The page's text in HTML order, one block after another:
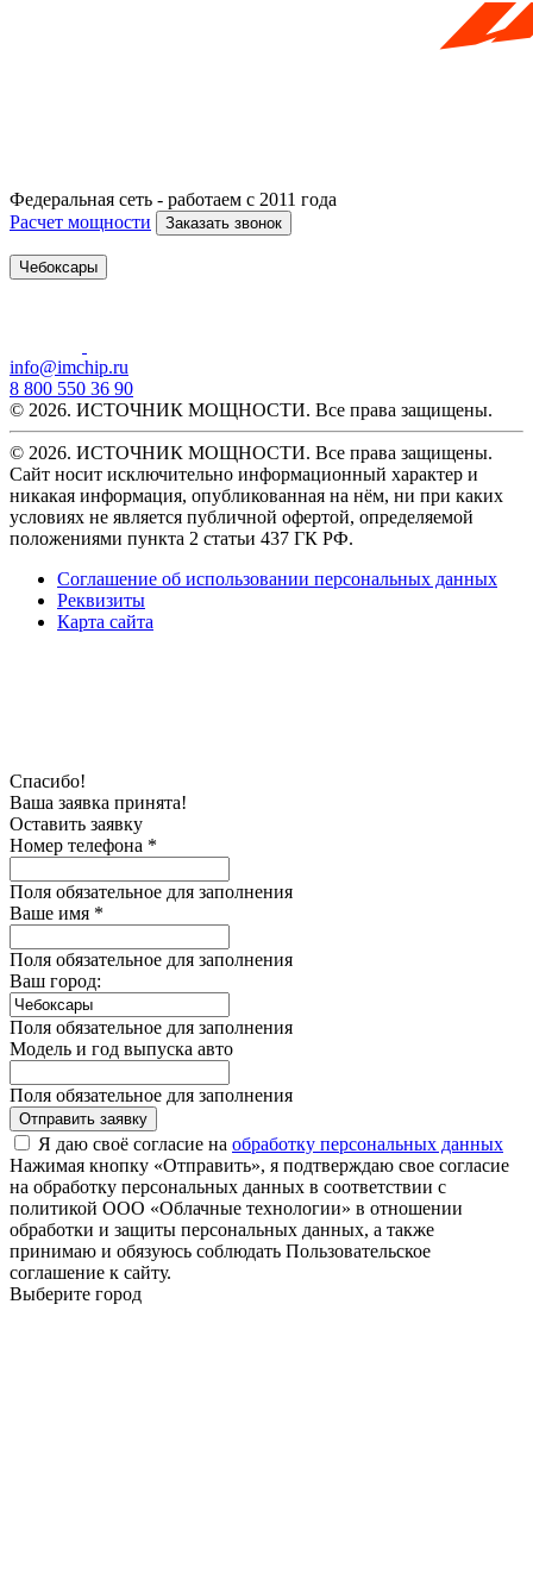
Федеральная сеть - работаем с 2011 года
Расчет мощности
Заказать звонок
Чебоксары
info@imchip.ru
8 800 550 36 90
© 2026. ИСТОЧНИК МОЩНОСТИ. Все права защищены.
© 2026. ИСТОЧНИК МОЩНОСТИ. Все права защищены.
Сайт носит исключительно информационный характер и
никакая информация, опубликованная на нём, ни при каких
условиях не является публичной офертой, определяемой
положениями пункта 2 статьи 437 ГК РФ.
Соглашение об использовании персональных данных
Реквизиты
Карта сайта
Спасибо!
Ваша заявка принята!
Оставить заявку
Номер телефона *
Поля обязательное для заполнения
Ваше имя *
Поля обязательное для заполнения
Ваш город:
Поля обязательное для заполнения
Модель и год выпуска авто
Поля обязательное для заполнения
Отправить заявку
Я даю своё согласие на обработку персональных данных
Нажимая кнопку «Отправить», я подтверждаю свое согласие
на обработку персональных данных в соответствии с
политикой ООО «Облачные технологии» в отношении
обработки и защиты персональных данных, а также
принимаю и обязуюсь соблюдать Пользовательское
соглашение к сайту.
Выберите город